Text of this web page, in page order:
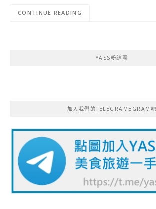
CONTINUE READING
YASS粉絲團
加入我們的TELEGRAMEGRAM吧